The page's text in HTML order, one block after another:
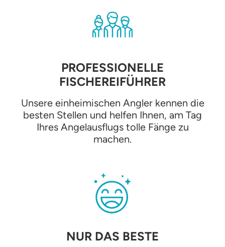
PROFESSIONELLE
FISCHEREIFÜHRER
Unsere einheimischen Angler kennen die
besten Stellen und helfen Ihnen, am Tag
Ihres Angelausflugs tolle Fänge zu
machen.
NUR DAS BESTE